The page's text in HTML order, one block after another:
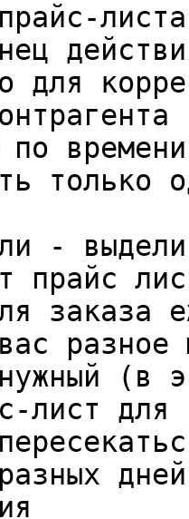
листа
для
по
только
-
прайс
заказа
разное
(в
лист для